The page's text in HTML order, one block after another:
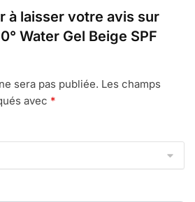
à laisser votre avis sur
Water Gel Beige SPF
sera pas publiée. Les champs
avec *